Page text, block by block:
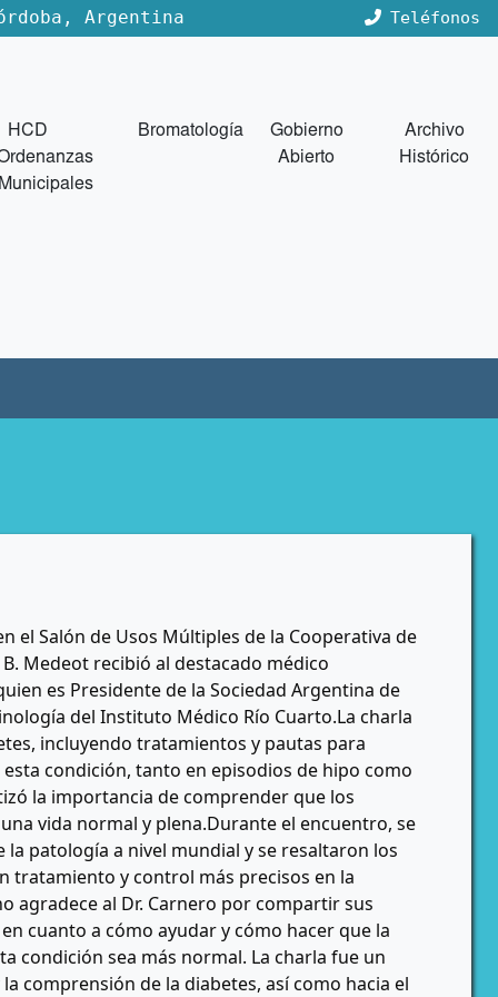
Argentina Teléfonos
HCD
Bromatología
Gobierno
Abierto
Archivo
Histórico
el Salón de Usos Múltiples de la Cooperativa de
Medeot recibió al destacado médico
es Presidente de la Sociedad Argentina de
del Instituto Médico Río Cuarto.La charla
incluyendo tratamientos y pautas para
condición, tanto en episodios de hipo como
la importancia de comprender que los
vida normal y plena.Durante el encuentro, se
patología a nivel mundial y se resaltaron los
tratamiento y control más precisos en la
agradece al Dr. Carnero por compartir sus
cuanto a cómo ayudar y cómo hacer que la
condición sea más normal. La charla fue un
comprensión de la diabetes, así como hacia el